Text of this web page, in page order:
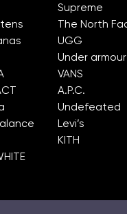
Supreme
The North
UGG
Under armour
VANS
A.P.C.
Undefeated
Levi’s
KITH